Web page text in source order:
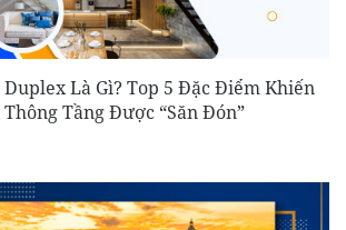
Duplex Là Gì? Top 5 Đặc Điểm Khiến
Tầng Được “Săn Đón”